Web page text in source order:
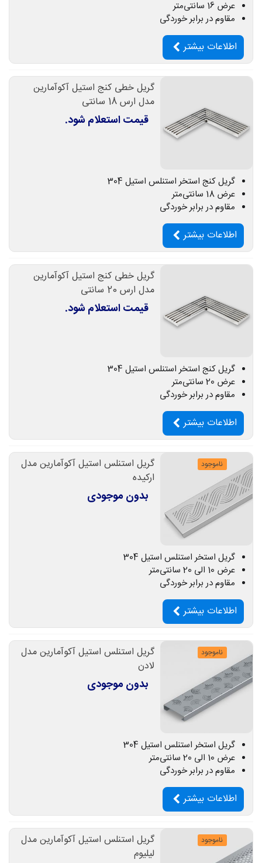
عرض 16 سانتی‌متر
مقاوم در برابر خوردگی
اطلاعات بیشتر
گریل خطی کنج استیل آکوآمارین
مدل ارس 18 سانتی
قیمت استعلام شود.
گریل کنج استخر استنلس استیل 304
عرض 18 سانتی‌متر
مقاوم در برابر خوردگی
اطلاعات بیشتر
گریل خطی کنج استیل آکوآمارین
مدل ارس 20 سانتی
قیمت استعلام شود.
گریل کنج استخر استنلس استیل 304
عرض 20 سانتی‌متر
مقاوم در برابر خوردگی
اطلاعات بیشتر
ناموجود
گریل استنلس استیل آکوآمارین مدل
ارکیده
بدون موجودی
گریل استخر استنلس استیل 304
عرض 10 الی 20 سانتی‌متر
مقاوم در برابر خوردگی
اطلاعات بیشتر
ناموجود
گریل استنلس استیل آکوآمارین مدل
لادن
بدون موجودی
گریل استخر استنلس استیل 304
عرض 10 الی 20 سانتی‌متر
مقاوم در برابر خوردگی
اطلاعات بیشتر
ناموجود
گریل استنلس استیل آکوآمارین مدل
لیلیوم